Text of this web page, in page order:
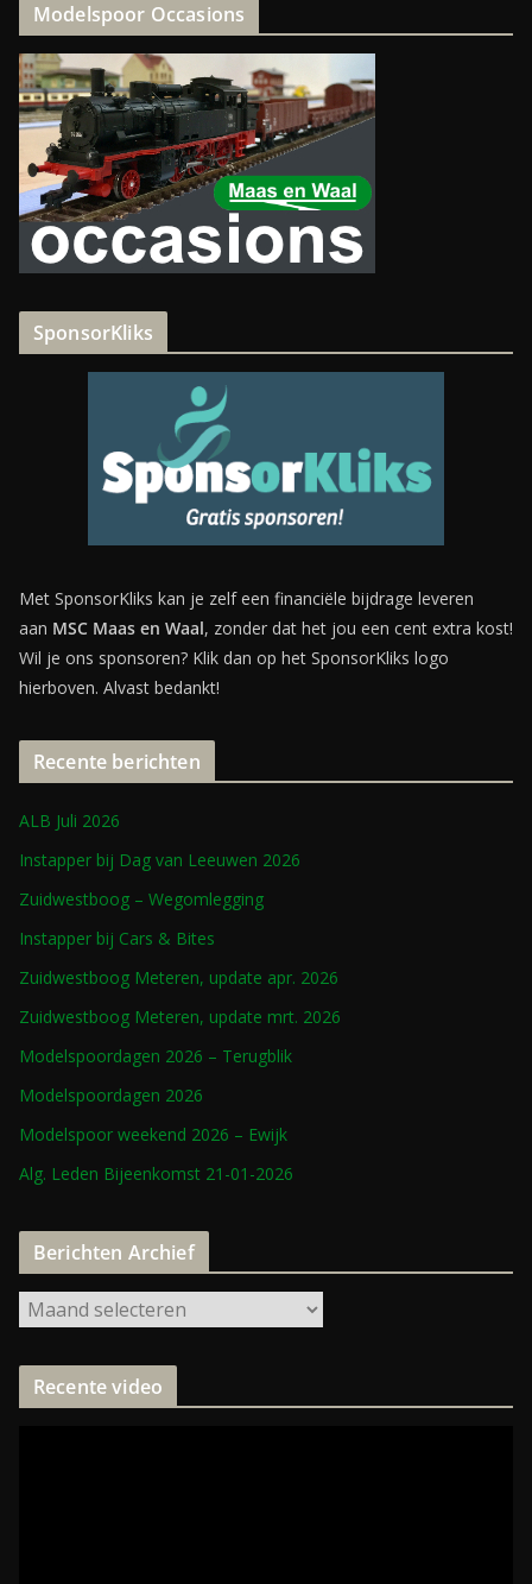
Modelspoor Occasions
SponsorKliks
Met SponsorKliks kan je zelf een financiële bijdrage leveren
aan MSC Maas en Waal, zonder dat het jou een cent extra kost!
Wil je ons sponsoren? Klik dan op het SponsorKliks logo
hierboven. Alvast bedankt!
Recente berichten
ALB Juli 2026
Instapper bij Dag van Leeuwen 2026
Zuidwestboog – Wegomlegging
Instapper bij Cars & Bites
Zuidwestboog Meteren, update apr. 2026
Zuidwestboog Meteren, update mrt. 2026
Modelspoordagen 2026 – Terugblik
Modelspoordagen 2026
Modelspoor weekend 2026 – Ewijk
Alg. Leden Bijeenkomst 21-01-2026
Berichten Archief
Recente video